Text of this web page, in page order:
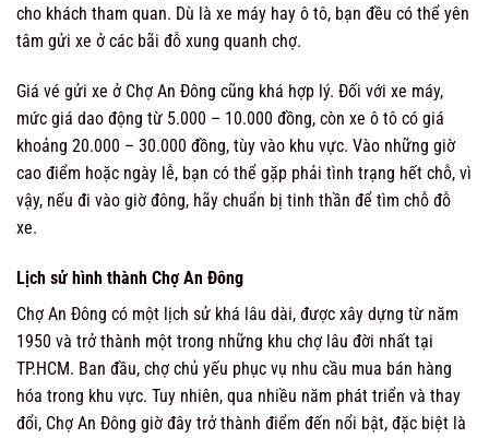
cho khách tham quan. Dù là xe máy hay ô tô, bạn đều có thể yên
tâm gửi xe ở các bãi đỗ xung quanh chợ.
Giá vé gửi xe ở Chợ An Đông cũng khá hợp lý. Đối với xe máy,
mức giá dao động từ 5.000 – 10.000 đồng, còn xe ô tô có giá
khoảng 20.000 – 30.000 đồng, tùy vào khu vực. Vào những giờ
cao điểm hoặc ngày lễ, bạn có thể gặp phải tình trạng hết chỗ, vì
vậy, nếu đi vào giờ đông, hãy chuẩn bị tinh thần để tìm chỗ đỗ
xe.
Lịch sử hình thành Chợ An Đông
Chợ An Đông có một lịch sử khá lâu dài, được xây dựng từ năm
1950 và trở thành một trong những khu chợ lâu đời nhất tại
TP.HCM. Ban đầu, chợ chủ yếu phục vụ nhu cầu mua bán hàng
hóa trong khu vực. Tuy nhiên, qua nhiều năm phát triển và thay
đổi, Chợ An Đông giờ đây trở thành điểm đến nổi bật, đặc biệt là